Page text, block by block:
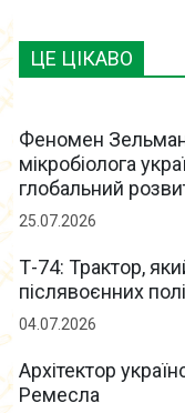
ЦЕ ЦІКАВО
Феномен
мікробіолога
глобальний
25.07.2026
Т-74: Трактор,
післявоєнних
04.07.2026
Архітектор
Ремесла